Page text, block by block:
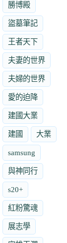
勝博殿
盜墓筆記
王者天下
夫妻的世界
夫婦的世界
愛的迫降
建國大業
建國 大業
samsung
與神同行
s20+
紅粉驚魂
展志學